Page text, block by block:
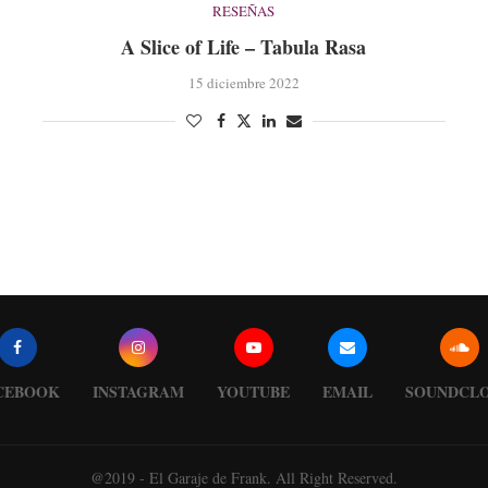
RESEÑAS
A Slice of Life – Tabula Rasa
15 diciembre 2022
INSTAGRAM YOUTUBE EMAIL
@2019 - El Garaje de Frank. All Right Reserved.